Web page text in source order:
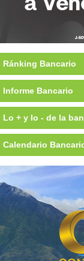
Ránking Bancario
Informe Bancario
Lo + y lo - de la
Calendario